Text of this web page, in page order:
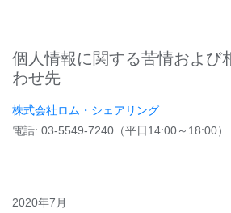
個人情報に関する苦情および
わせ先
株式会社ロム・シェアリング
電話: 03-5549-7240（平日14:00～18:00）
2020年7月